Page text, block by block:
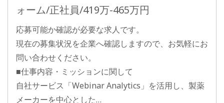
ォーム/正社員/419万-465万円
応募可能か確認が必要な求人です。
現在の募集状況を企業へ確認しますので、お気軽にお
問い合わせください。
■仕事内容・ミッションに関して
自社サービス「Webinar Analytics」を活用し、製薬
メーカーを中心とした…